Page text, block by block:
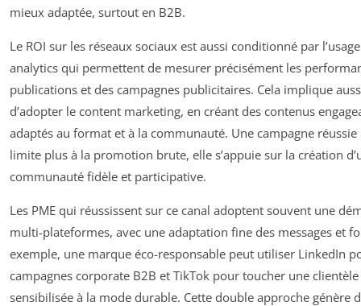
mieux adaptée, surtout en B2B.
Le ROI sur les réseaux sociaux est aussi conditionné par
analytics qui permettent de mesurer précisément les
publications et des campagnes publicitaires. Cela implique
d’adopter le content marketing, en créant des contenus
adaptés au format et à la communauté. Une campagne réussie
limite plus à la promotion brute, elle s’appuie sur la création
communauté fidèle et participative.
Les PME qui réussissent sur ce canal adoptent souvent une
multi-plateformes, avec une adaptation fine des messages et
exemple, une marque éco-responsable peut utiliser LinkedIn
campagnes corporate B2B et TikTok pour toucher une clientèle
sensibilisée à la mode durable. Cette double approche génère